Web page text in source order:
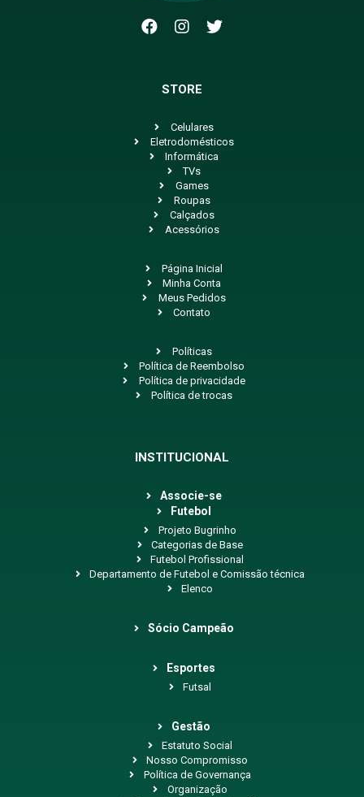
STORE
Celulares
Eletrodomésticos
Informática
TVs
Games
Roupas
Calçados
Acessórios
Página Inicial
Minha Conta
Meus Pedidos
Contato
Políticas
Política de Reembolso
Política de privacidade
Política de trocas
INSTITUCIONAL
Associe-se
Futebol
Projeto Bugrinho
Categorias de Base
Futebol Profissional
Departamento de Futebol e Comissão técnica
Elenco
Sócio Campeão
Esportes
Futsal
Gestão
Estatuto Social
Nosso Compromisso
Política de Governança
Organização